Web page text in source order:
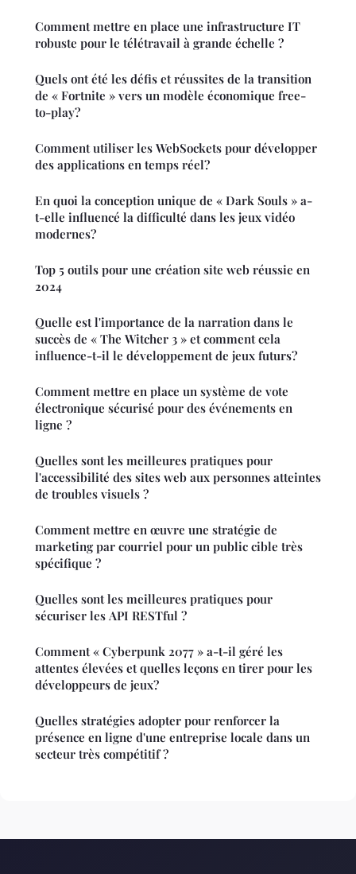
Comment mettre en place une infrastructure IT
robuste pour le télétravail à grande échelle ?
Quels ont été les défis et réussites de la transition
de « Fortnite » vers un modèle économique free-
to-play?
Comment utiliser les WebSockets pour développer
des applications en temps réel?
En quoi la conception unique de « Dark Souls » a-
t-elle influencé la difficulté dans les jeux vidéo
modernes?
Top 5 outils pour une création site web réussie en
2024
Quelle est l'importance de la narration dans le
succès de « The Witcher 3 » et comment cela
influence-t-il le développement de jeux futurs?
Comment mettre en place un système de vote
électronique sécurisé pour des événements en
ligne ?
Quelles sont les meilleures pratiques pour
l'accessibilité des sites web aux personnes atteintes
de troubles visuels ?
Comment mettre en œuvre une stratégie de
marketing par courriel pour un public cible très
spécifique ?
Quelles sont les meilleures pratiques pour
sécuriser les API RESTful ?
Comment « Cyberpunk 2077 » a-t-il géré les
attentes élevées et quelles leçons en tirer pour les
développeurs de jeux?
Quelles stratégies adopter pour renforcer la
présence en ligne d'une entreprise locale dans un
secteur très compétitif ?